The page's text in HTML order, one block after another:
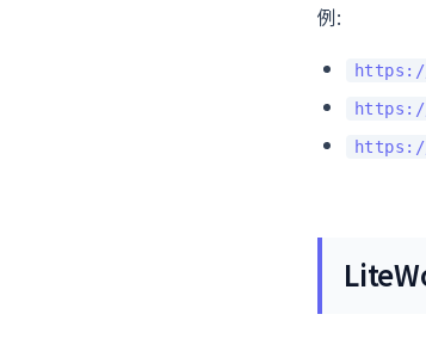
例:
https://
https://
https://